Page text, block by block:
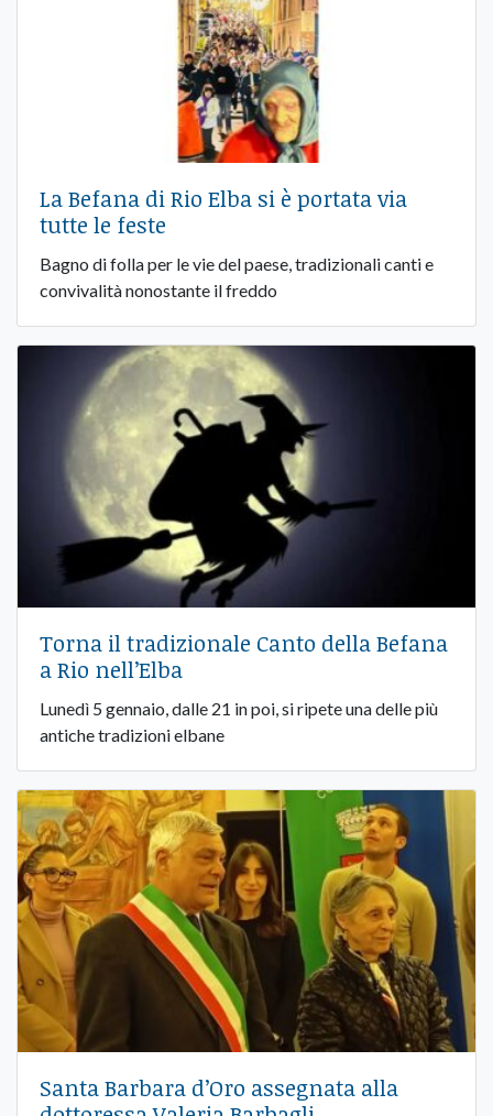
La Befana di Rio Elba si è portata via
tutte le feste
Bagno di folla per le vie del paese, tradizionali canti e
convivalità nonostante il freddo
Torna il tradizionale Canto della Befana
a Rio nell’Elba
Lunedì 5 gennaio, dalle 21 in poi, si ripete una delle più
antiche tradizioni elbane
Santa Barbara d’Oro assegnata alla